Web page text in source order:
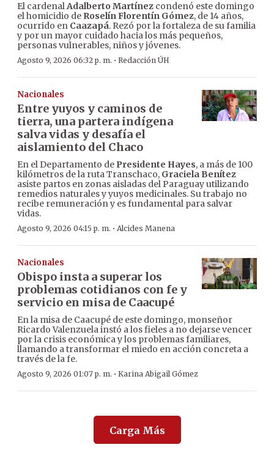
El cardenalAdalberto Martínez condenó este domingo
el homicidio de Roselín Florentín Gómez, de 14 años,
ocurrido en Caazapá. Rezó por la fortaleza de su familia
y por un mayor cuidado hacia los más pequeños,
personas vulnerables, niños y jóvenes.
Agosto 9, 2026 06:32 p. m. · Redacción ÚH
Nacionales
Entre yuyos y caminos de
tierra, una partera indígena
salva vidas y desafía el
aislamiento del Chaco
En el Departamento de Presidente Hayes, a más de 100
kilómetros de la ruta Transchaco, Graciela Benítez
asiste partos en zonas aisladas del Paraguay utilizando
remedios naturales y yuyos medicinales. Su trabajo no
recibe remuneración y es fundamental para salvar
vidas.
Agosto 9, 2026 04:15 p. m. · Alcides Manena
Nacionales
Obispo insta a superar los
problemas cotidianos con fe y
servicio en misa de Caacupé
En la misa de Caacupé de este domingo, monseñor
Ricardo Valenzuela instó a los fieles a no dejarse vencer
por la crisis económica y los problemas familiares,
llamando a transformar el miedo en acción concreta a
través de la fe.
Agosto 9, 2026 01:07 p. m. · Karina Abigail Gómez
Carga Más